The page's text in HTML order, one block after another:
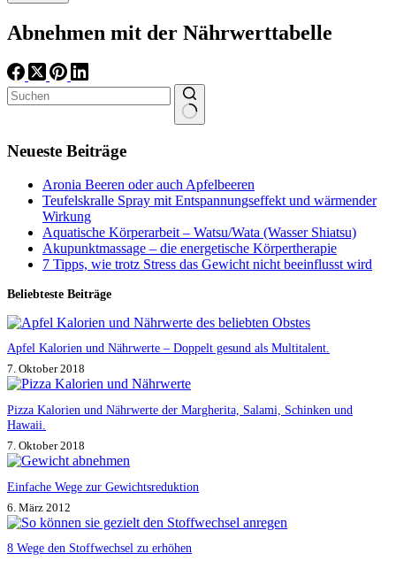
Abnehmen mit der Nährwerttabelle
Ergebnisse
Neueste Beiträge
Aronia Beeren oder auch Apfelbeeren
Teufelskralle Spray mit Entspannungseffekt und wärmender
Wirkung
Aquatische Körperarbeit – Watsu/Wata (Wasser Shiatsu)
Akupunktmassage – die energetische Körpertherapie
7 Tipps, wie trotz Stress das Gewicht nicht beeinflusst wird
Beliebteste Beiträge
Apfel Kalorien und Nährwerte – Doppelt gesund als Multitalent.
7. Oktober 2018
Pizza Kalorien und Nährwerte der Margherita, Salami, Schinken und
Hawaii.
7. Oktober 2018
Einfache Wege zur Gewichtsreduktion
6. März 2012
8 Wege den Stoffwechsel zu erhöhen